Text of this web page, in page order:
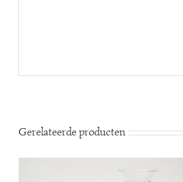
Gerelateerde producten